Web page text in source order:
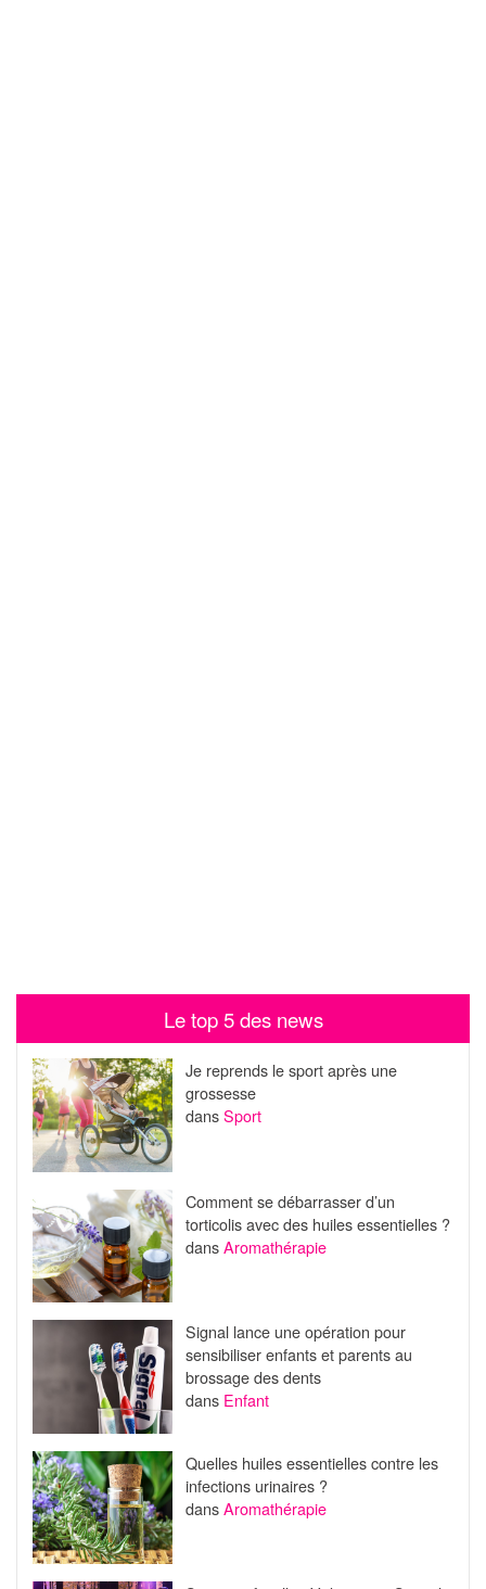
Le top 5 des news
Je reprends le sport après une
grossesse
dansSport
Comment se débarrasser d’un
torticolis avec des huiles essentielles ?
dansAromathérapie
Signal lance une opération pour
sensibiliser enfants et parents au
brossage des dents
dans Enfant
Quelles huiles essentielles contre les
infections urinaires ?
dansAromathérapie